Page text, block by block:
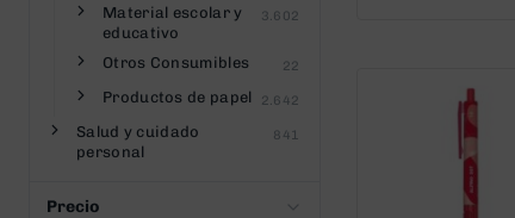
Material escolar y
educativo
3.602
Otros Consumibles 22
Productos de papel 2.642
Salud y cuidado
personal
841
Precio